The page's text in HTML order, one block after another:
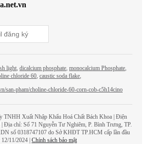
light, dicalcium phosphate, monocalcium Phosphate,
chloride 60, caustic soda flake,
san-pham/choline-chloride-60-corn-cob-c5h14cino
TNHH Xuất Nhập Khẩu Hoá Chất Bách Khoa | Điện
Địa chỉ: Số 71 Nguyễn Tư Nghiêm, P. Bình Trưng, TP.
số 0318747107 do Sở KHĐT TP.HCM cấp lần đầu
11/2024 | Chính sách bảo mật